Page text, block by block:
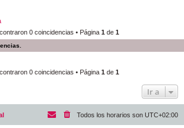
a
0 coincidencias • Página 1 de 1
0 coincidencias • Página 1 de 1
Ir a
Todos los horarios son UTC+02:00